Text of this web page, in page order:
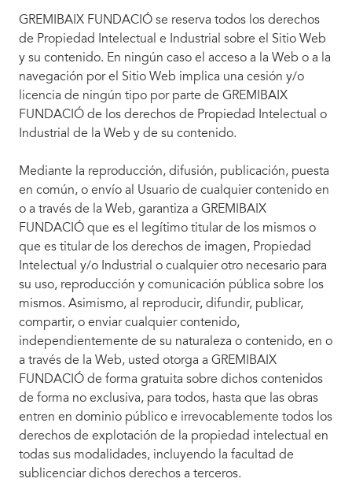
GREMIBAIX FUNDACIÓ se reserva todos los derechos
de Propiedad Intelectual e Industrial sobre el Sitio Web
y su contenido. En ningún caso el acceso a la Web o a la
navegación por el Sitio Web implica una cesión y/o
licencia de ningún tipo por parte de GREMIBAIX
FUNDACIÓ de los derechos de Propiedad Intelectual o
Industrial de la Web y de su contenido.
Mediante la reproducción, difusión, publicación, puesta
en común, o envío al Usuario de cualquier contenido en
o a través de la Web, garantiza a GREMIBAIX
FUNDACIÓ que es el legítimo titular de los mismos o
que es titular de los derechos de imagen, Propiedad
Intelectual y/o Industrial o cualquier otro necesario para
su uso, reproducción y comunicación pública sobre los
mismos. Asimismo, al reproducir, difundir, publicar,
compartir, o enviar cualquier contenido,
independientemente de su naturaleza o contenido, en o
a través de la Web, usted otorga a GREMIBAIX
FUNDACIÓ de forma gratuita sobre dichos contenidos
de forma no exclusiva, para todos, hasta que las obras
entren en dominio público e irrevocablemente todos los
derechos de explotación de la propiedad intelectual en
todas sus modalidades, incluyendo la facultad de
sublicenciar dichos derechos a terceros.